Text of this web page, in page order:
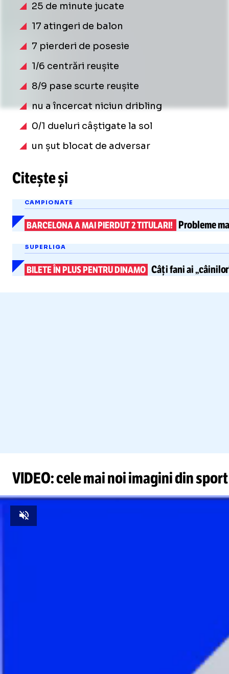
25 de minute jucate
17 atingeri de balon
7 pierderi de posesie
1/6 centrări reușite
8/9 pase scurte reușite
nu a încercat niciun dribling
0/1 dueluri câștigate la sol
un șut blocat de adversar
Citește și
CAMPIONATE
BARCELONA A MAI PIERDUT 2 TITULARI! Probleme
SUPERLIGA
BILETE ÎN PLUS PENTRU DINAMO Câți fani ai
VIDEO: cele mai noi imagini din sport
Unmute